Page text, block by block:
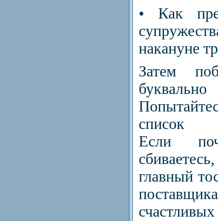
• Как
накануне
Затем
список
Если
главный